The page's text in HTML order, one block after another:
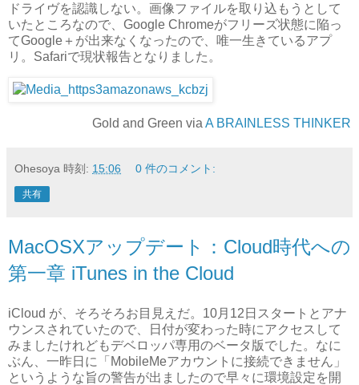
ドライヴを認識しない。画像ファイルを取り込もうとして
いたところなので、Google Chromeがフリーズ状態に陥っ
てGoogle＋が出来なくなったので、唯一生きているアプ
リ。Safariで現状報告となりました。
Gold and Green via A BRAINLESS THINKER
Ohesoya 時刻: 15:06 0 件のコメント:
共有
MacOSXアップデート：Cloud時代への
第一章 iTunes in the Cloud
iCloud が、そろそろお目見えだ。10月12日スタートとアナ
ウンスされていたので、日付が変わった時にアクセスして
みましたけれどもデベロッパ専用のベータ版でした。なに
ぶん、一昨日に「MobileMeアカウントに接続できません」
というような旨の警告が出ましたので早々に環境設定を開